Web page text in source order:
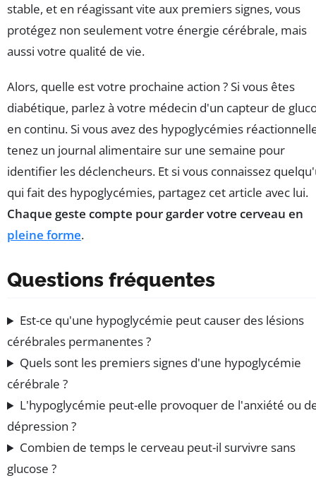
stable, et en réagissant vite aux premiers signes, vous
protégez non seulement votre énergie cérébrale, mais
aussi votre qualité de vie.
Alors, quelle est votre prochaine action ? Si vous êtes
diabétique, parlez à votre médecin d'un capteur de
en continu. Si vous avez des hypoglycémies
tenez un journal alimentaire sur une semaine pour
identifier les déclencheurs. Et si vous connaissez
qui fait des hypoglycémies, partagez cet article avec lui.
Chaque geste compte pour garder votre cerveau en
pleine forme.
Questions fréquentes
Est-ce qu'une hypoglycémie peut causer des lésions
cérébrales permanentes ?
Quels sont les premiers signes d'une hypoglycémie
cérébrale ?
L'hypoglycémie peut-elle provoquer de l'anxiété ou
dépression ?
Combien de temps le cerveau peut-il survivre sans
glucose ?